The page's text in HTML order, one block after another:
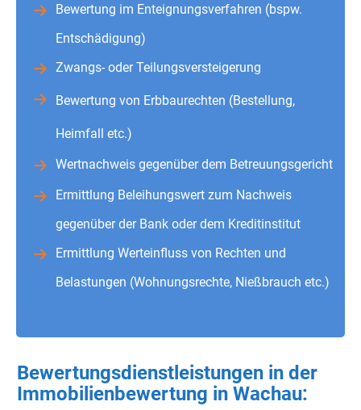
Bewertung im Enteignungsverfahren (bspw.
Entschädigung)
Zwangs- oder Teilungsversteigerung
Bewertung von Erbbaurechten (Bestellung,
Heimfall etc.)
Wertnachweis gegenüber dem Betreuungsgericht
Ermittlung Beleihungswert zum Nachweis
gegenüber der Bank oder dem Kreditinstitut
Ermittlung Werteinfluss von Rechten und
Belastungen (Wohnungsrechte, Nießbrauch etc.)
Bewertungsdienstleistungen in der
Immobilienbewertung in Wachau: